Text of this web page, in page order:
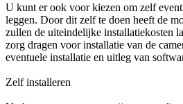
U kunt er ook voor kiezen om zelf
leggen. Door dit zelf te doen heeft de
zullen de uiteindelijke installatiekosten
zorg dragen voor installatie van de
eventuele installatie en uitleg van
Zelf installeren